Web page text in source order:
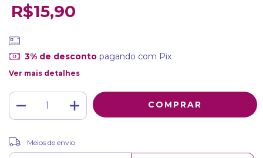
R$15,90
3% de descontopagando com Pix
Ver mais detalhes
Entregas para o CEP:
Meios de envio